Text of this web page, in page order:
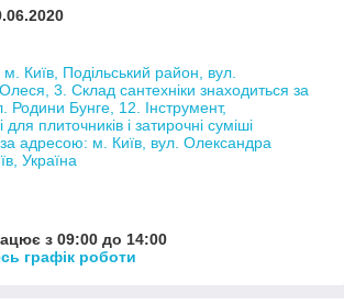
Київ, Подільський район, вул.
3. Склад сантехніки знаходиться за
Родини Бунге, 12. Інструмент,
плиточників і затирочні суміші
адресою: м. Київ, вул. Олександра
Україна
з 09:00 до 14:00
графік роботи